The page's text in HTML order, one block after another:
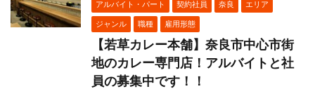
アルバイト・パート 契約社員 奈良 エリア
ジャンル 職種 雇用形態
【若草カレー本舗】奈良市中心市街
地のカレー専門店！アルバイトと社
員の募集中です！！